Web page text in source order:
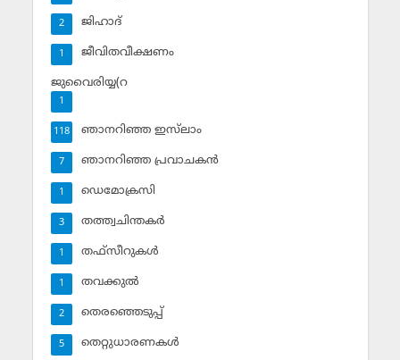
ജിഹാദ്‌
2
ജീവിതവീക്ഷണം
1
ജുവൈരിയ്യ(റ
1
ഞാനറിഞ്ഞ ഇസ്‌ലാം
118
ഞാനറിഞ്ഞ പ്രവാചകന്‍
7
ഡെമോക്രസി
1
തത്ത്വചിന്തകര്‍
3
തഫ്‌സീറുകള്‍
1
തവക്കുല്‍
1
തെരഞ്ഞെടുപ്പ്
2
തെറ്റുധാരണകള്‍
5